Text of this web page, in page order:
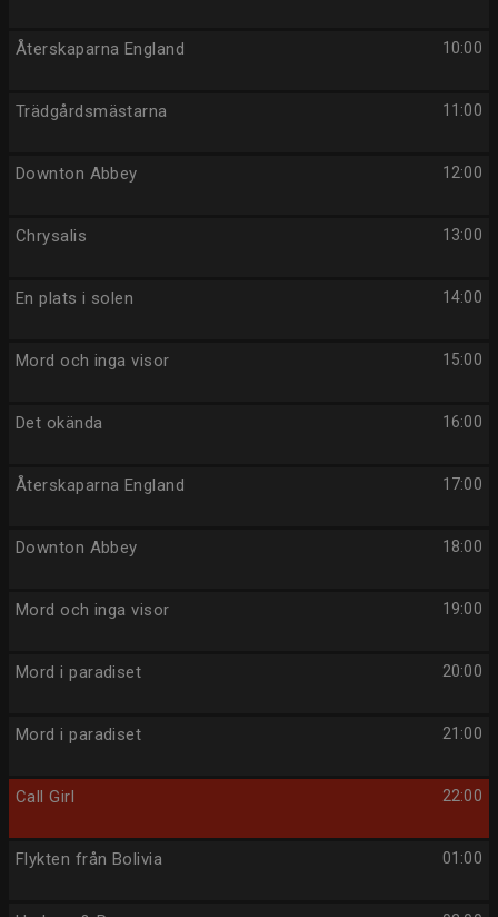
10:00
Återskaparna England
11:00
Trädgårdsmästarna
12:00
Downton Abbey
13:00
Chrysalis
14:00
En plats i solen
15:00
Mord och inga visor
16:00
Det okända
17:00
Återskaparna England
18:00
Downton Abbey
19:00
Mord och inga visor
20:00
Mord i paradiset
21:00
Mord i paradiset
22:00
Call Girl
01:00
Flykten från Bolivia